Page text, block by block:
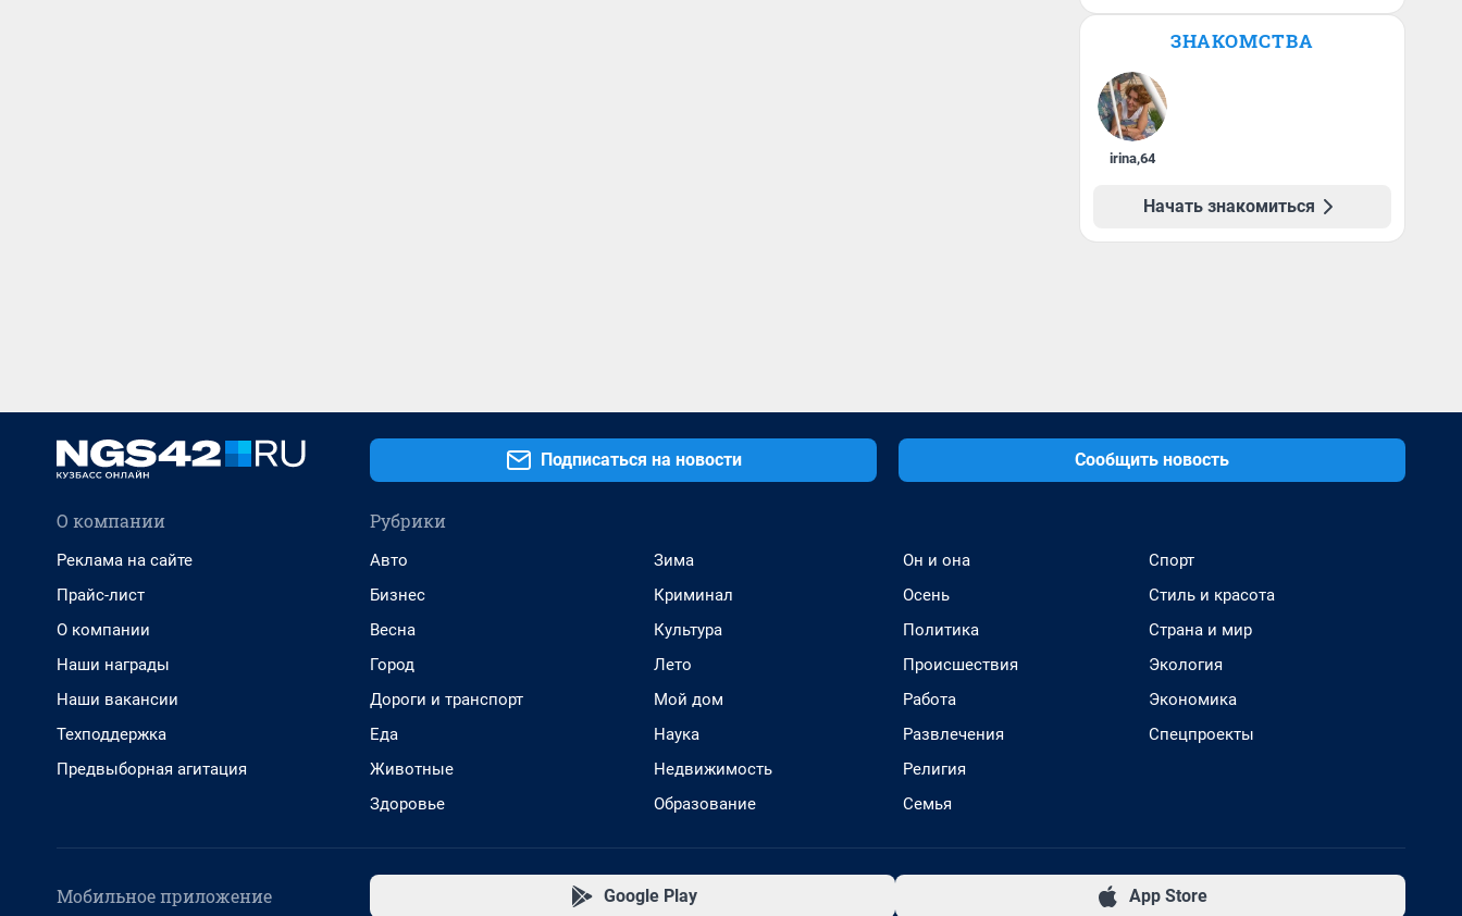
ЗНАКОМСТВА
irina,64
Начать знакомиться
Подписаться на новости Сообщить новость
О компании
Реклама на сайте
Прайс-лист
О компании
Наши награды
Наши вакансии
Техподдержка
Предвыборная агитация
Рубрики
Авто
Бизнес
Весна
Город
Дороги и транспорт
Еда
Животные
Здоровье
Зима
Криминал
Культура
Лето
Мой дом
Наука
Недвижимость
Образование
Он и она
Осень
Политика
Происшествия
Работа
Развлечения
Религия
Семья
Спорт
Стиль и красота
Страна и мир
Экология
Экономика
Спецпроекты
Мобильное приложение Google Play App Store